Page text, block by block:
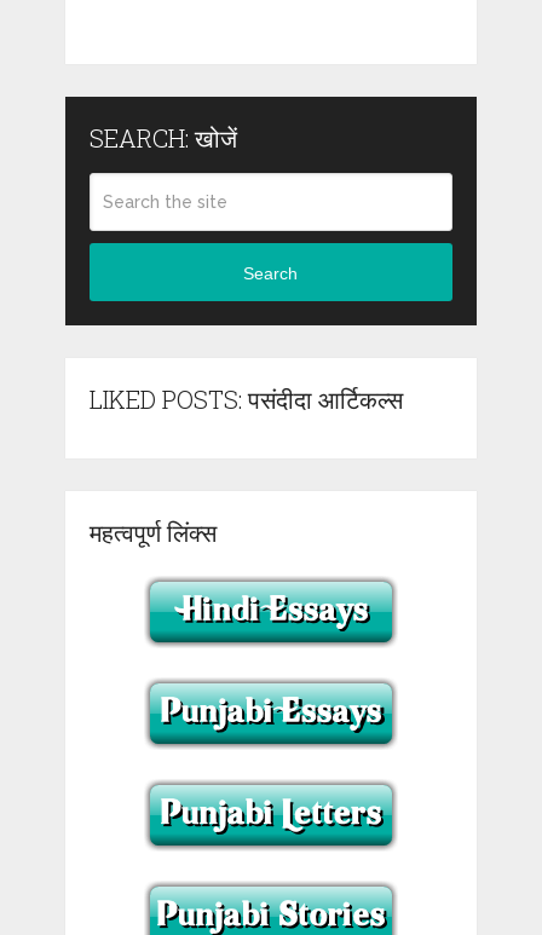
SEARCH: खोजें
Search
LIKED POSTS: पसंदीदा आर्टिकल्स
महत्वपूर्ण लिंक्स